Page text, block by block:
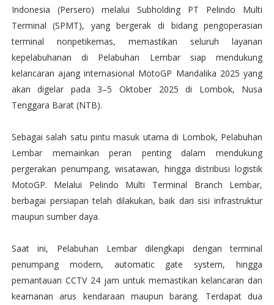
Indonesia (Persero) melalui Subholding PT Pelindo Multi
Terminal (SPMT), yang bergerak di bidang pengoperasian
terminal nonpetikemas, memastikan seluruh layanan
kepelabuhanan di Pelabuhan Lembar siap mendukung
kelancaran ajang internasional MotoGP Mandalika 2025 yang
akan digelar pada 3–5 Oktober 2025 di Lombok, Nusa
Tenggara Barat (NTB).
Sebagai salah satu pintu masuk utama di Lombok, Pelabuhan
Lembar memainkan peran penting dalam mendukung
pergerakan penumpang, wisatawan, hingga distribusi logistik
MotoGP. Melalui Pelindo Multi Terminal Branch Lembar,
berbagai persiapan telah dilakukan, baik dari sisi infrastruktur
maupun sumber daya.
Saat ini, Pelabuhan Lembar dilengkapi dengan terminal
penumpang modern, automatic gate system, hingga
pemantauan CCTV 24 jam untuk memastikan kelancaran dan
keamanan arus kendaraan maupun barang. Terdapat dua